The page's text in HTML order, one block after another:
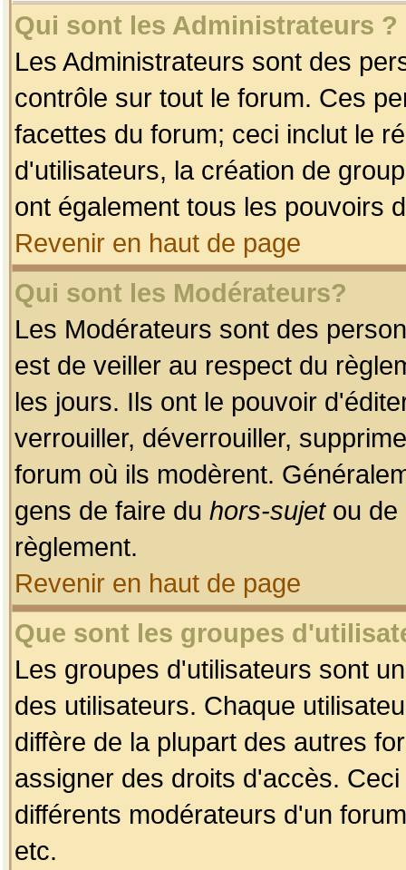
Qui sont les Administrateurs ?
Les Administrateurs sont des
contrôle sur tout le forum. Ces
facettes du forum; ceci inclut le
d'utilisateurs, la création de
ont également tous les pouvoirs
Revenir en haut de page
Qui sont les Modérateurs?
Les Modérateurs sont des
est de veiller au respect du
les jours. Ils ont le pouvoir
verrouiller, déverrouiller,
forum où ils modèrent.
gens de faire du hors-sujetou de
règlement.
Revenir en haut de page
Que sont les groupes
Les groupes d'utilisateurs sont
des utilisateurs. Chaque
diffère de la plupart des autres
assigner des droits d'accès.
différents modérateurs d'un
etc.